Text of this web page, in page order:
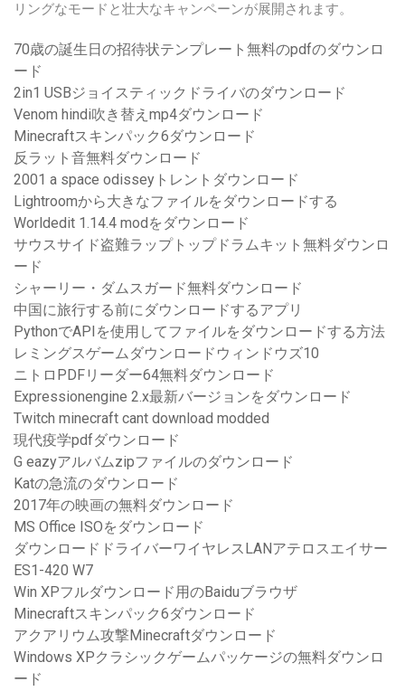
リングなモードと壮大なキャンペーンが展開されます。
70歳の誕生日の招待状テンプレート無料のpdfのダウンロ
ード
2in1 USBジョイスティックドライバのダウンロード
Venom hindi吹き替えmp4ダウンロード
Minecraftスキンパック6ダウンロード
反ラット音無料ダウンロード
2001 a space odisseyトレントダウンロード
Lightroomから大きなファイルをダウンロードする
Worldedit 1.14.4 modをダウンロード
サウスサイド盗難ラップトップドラムキット無料ダウンロ
ード
シャーリー・ダムスガード無料ダウンロード
中国に旅行する前にダウンロードするアプリ
PythonでAPIを使用してファイルをダウンロードする方法
レミングスゲームダウンロードウィンドウズ10
ニトロPDFリーダー64無料ダウンロード
Expressionengine 2.x最新バージョンをダウンロード
Twitch minecraft cant download modded
現代疫学pdfダウンロード
G eazyアルバムzipファイルのダウンロード
Katの急流のダウンロード
2017年の映画の無料ダウンロード
MS Office ISOをダウンロード
ダウンロードドライバーワイヤレスLANアテロスエイサー
ES1-420 W7
Win XPフルダウンロード用のBaiduブラウザ
Minecraftスキンパック6ダウンロード
アクアリウム攻撃Minecraftダウンロード
Windows XPクラシックゲームパッケージの無料ダウンロ
ード